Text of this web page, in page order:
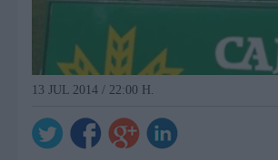
13 JUL 2014 / 22:00 H.